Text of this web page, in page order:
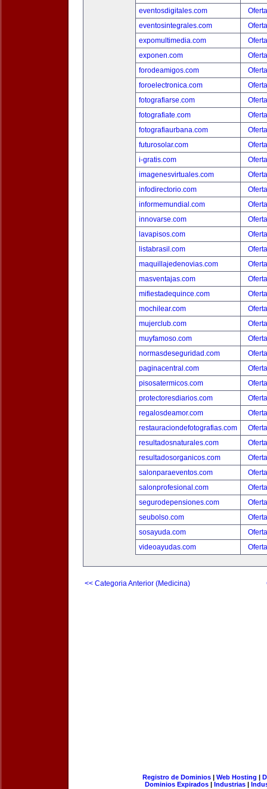
eventosdigitales.com
eventosintegrales.com
expomultimedia.com
exponen.com
forodeamigos.com
foroelectronica.com
fotografiarse.com
fotografiate.com
fotografiaurbana.com
futurosolar.com
i-gratis.com
imagenesvirtuales.com
infodirectorio.com
informemundial.com
innovarse.com
lavapisos.com
listabrasil.com
maquillajedenovias.com
masventajas.com
mifiestadequince.com
mochilear.com
mujerclub.com
muyfamoso.com
normasdeseguridad.com
paginacentral.com
pisosatermicos.com
protectoresdiarios.com
regalosdeamor.com
restauraciondefotografias.com
resultadosnaturales.com
resultadosorganicos.com
salonparaeventos.com
salonprofesional.com
segurodepensiones.com
seubolso.com
sosayuda.com
videoayudas.com
<< Categoria Anterior (Medicina)
Registro de Dominios| Web Hosting |
Dominios Expirados | Industrias |